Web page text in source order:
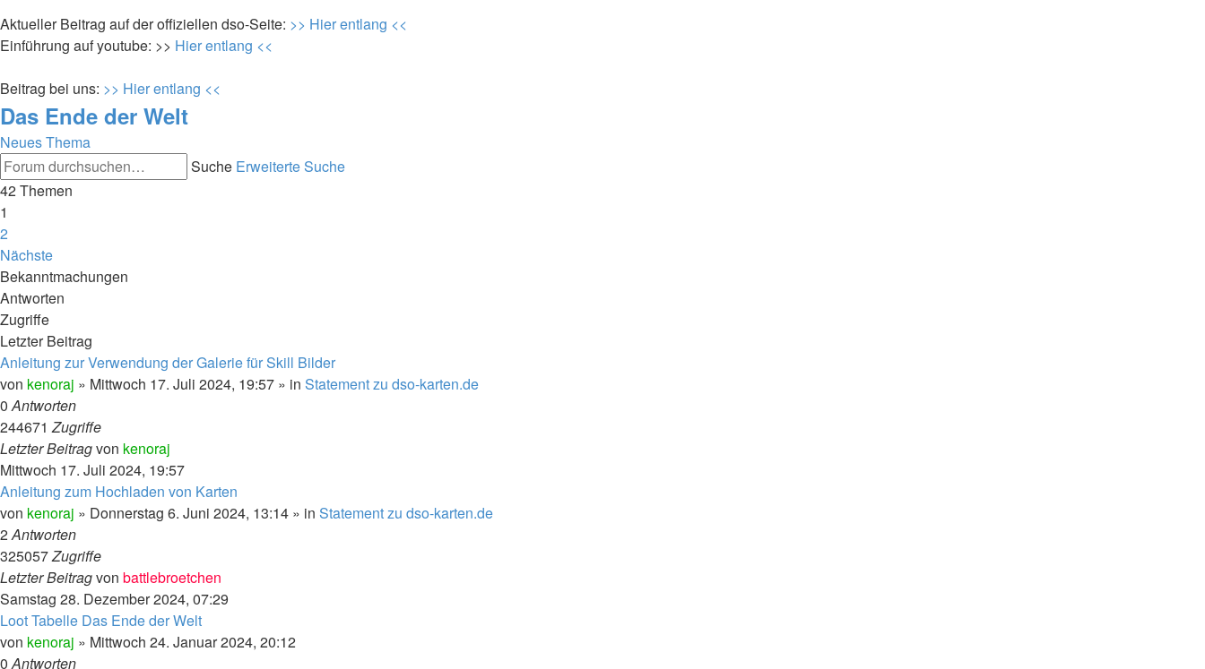
Aktueller Beitrag auf der offiziellen dso-Seite: >> Hier entlang <<
Einführung auf youtube: >> Hier entlang <<
Beitrag bei uns: >> Hier entlang <<
Das Ende der Welt
Neues Thema
Suche Erweiterte Suche
42 Themen
1
2
Nächste
Bekanntmachungen
Antworten
Zugriffe
Letzter Beitrag
Anleitung zur Verwendung der Galerie für Skill Bilder
von kenoraj » Mittwoch 17. Juli 2024, 19:57 » in Statement zu dso-karten.de
0Antworten
244671Zugriffe
Letzter Beitragvon kenoraj
Mittwoch 17. Juli 2024, 19:57
Anleitung zum Hochladen von Karten
von kenoraj » Donnerstag 6. Juni 2024, 13:14 » in Statement zu dso-karten.de
2Antworten
325057Zugriffe
Letzter Beitragvon battlebroetchen
Samstag 28. Dezember 2024, 07:29
Loot Tabelle Das Ende der Welt
von kenoraj » Mittwoch 24. Januar 2024, 20:12
0Antworten